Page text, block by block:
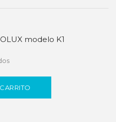
modelo K1